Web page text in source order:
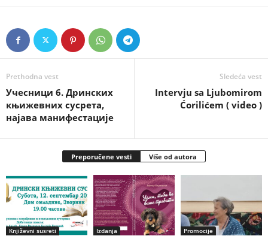
Prethodna vest
Учесници 6. Дринских
књижевних сусрета,
најава манифестације
Sledeća vest
Intervju sa Ljubomirom
Ćorilićem ( video )
Preporučene vesti Više od autora
Književni susreti Izdanja Promocije